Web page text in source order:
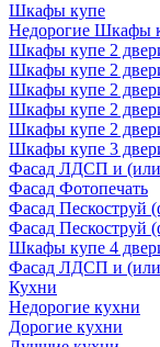
Шкафы купе
Недорогие Шкафы
Шкафы купе 2
Шкафы купе 2
Шкафы купе 2
Шкафы купе 2
Шкафы купе 2
Шкафы купе 3
Фасад ЛДСП и
Фасад Фотопечать
Фасад Пескоструй
Фасад Пескоструй
Шкафы купе 4
Фасад ЛДСП и
Кухни
Недорогие кухни
Дорогие кухни